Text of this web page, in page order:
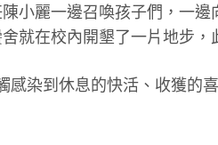
小麗一邊召喚孩子們，一
就在校內開墾了一片地步
染到休息的快活、收獲的